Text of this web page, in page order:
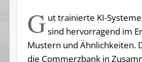
G ut trainierte KI-
sind hervorragend im
Mustern und Ähnlichkeiten.
die Commerzbank in